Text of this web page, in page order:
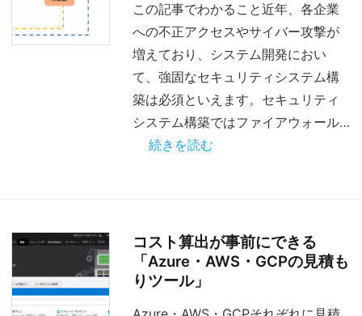
この記事でわかること近年、各企業
への不正アクセスやサイバー攻撃が
増えており、システム開発におい
て、強固なセキュリティシステム構
築は必須といえます。セキュリティ
システム構築ではファイアウォール…
続きを読む
コスト算出が事前にできる
「Azure・AWS・GCPの見積も
りツール」